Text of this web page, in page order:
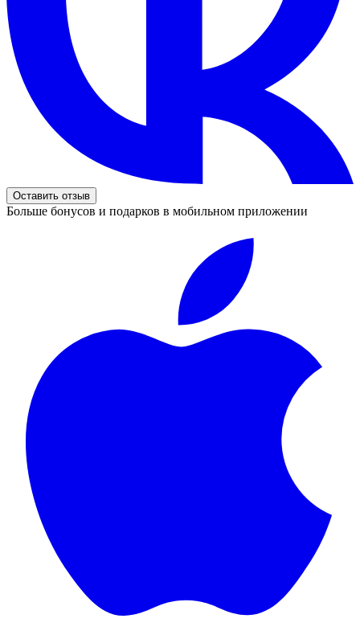
Оставить отзыв
Больше бонусов и подарков в мобильном приложении